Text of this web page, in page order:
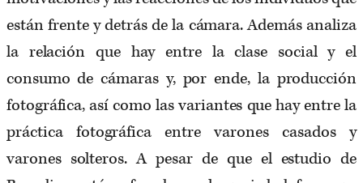
están frente y detrás de la cámara. Además analiza
la relación que hay entre la clase social y el
consumo de cámaras y, por ende, la producción
fotográfica, así como las variantes que hay entre la
práctica fotográfica entre varones casados y
varones solteros. A pesar de que el estudio de